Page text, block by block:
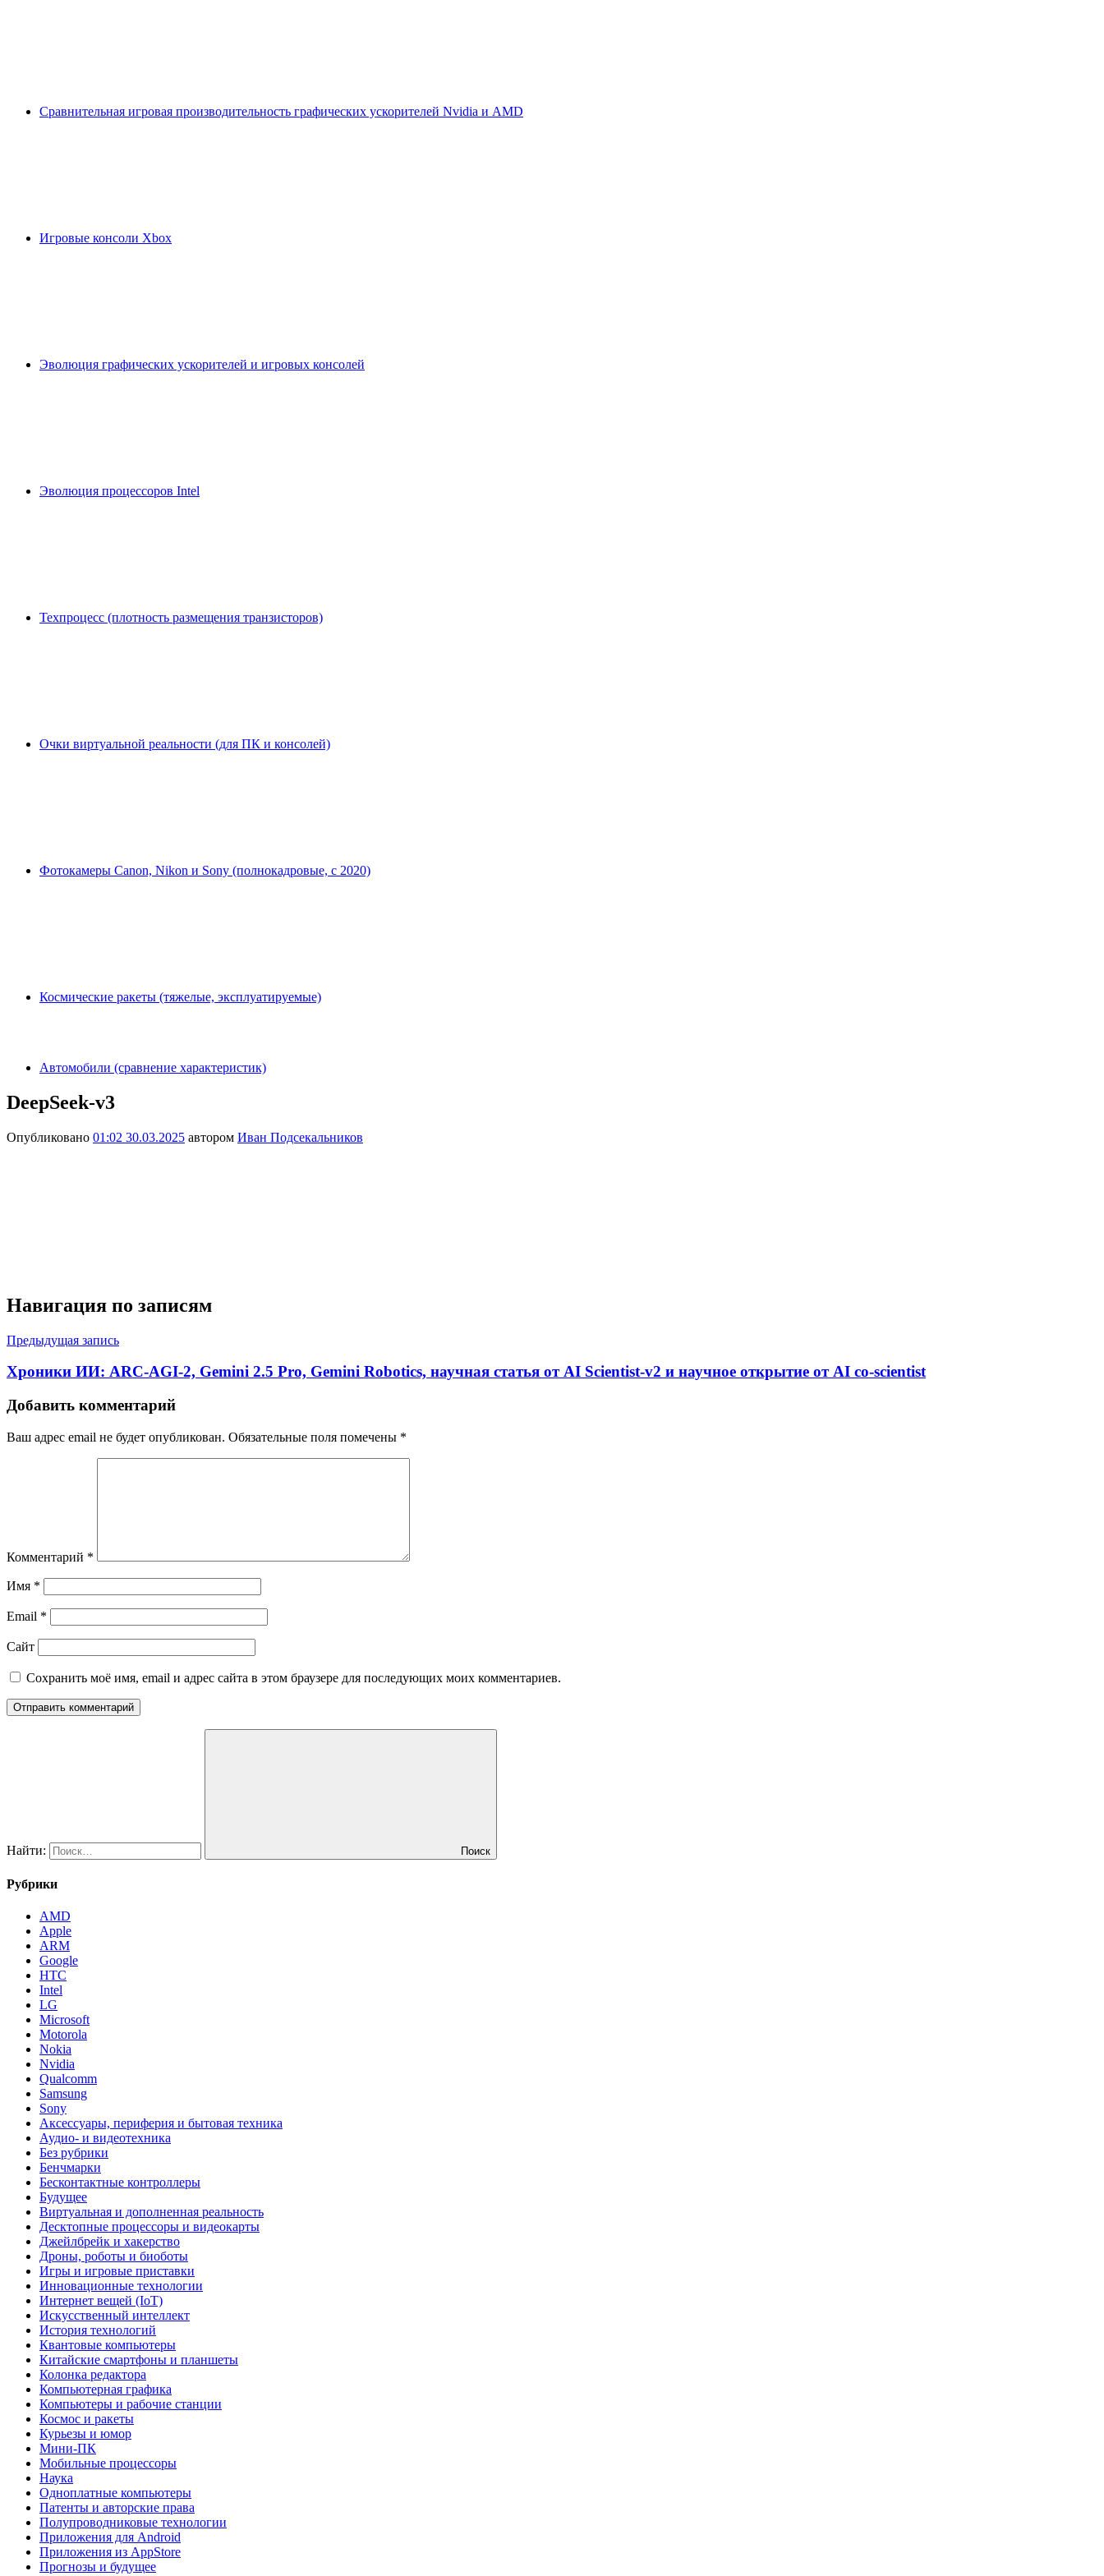
Сравнительная игровая производительность графических ускорителей Nvidia и AMD
Игровые консоли Xbox
Эволюция графических ускорителей и игровых консолей
Эволюция процессоров Intel
Техпроцесс (плотность размещения транзисторов)
Очки виртуальной реальности (для ПК и консолей)
Фотокамеры Canon, Nikon и Sony (полнокадровые, с 2020)
Космические ракеты (тяжелые, эксплуатируемые)
Автомобили (сравнение характеристик)
DeepSeek-v3
Опубликовано 01:02 30.03.2025 автором Иван Подсекальников
Навигация по записям
Предыдущая запись
Хроники ИИ: ARC-AGI-2, Gemini 2.5 Pro, Gemini Robotics, научная статья от AI Scientist-v2 и научное открытие от AI co-scientist
Добавить комментарий
Ваш адрес email не будет опубликован. Обязательные поля помечены *
Комментарий *
Имя *
Email *
Сайт
Сохранить моё имя, email и адрес сайта в этом браузере для последующих моих комментариев.
Найти: Поиск
Рубрики
AMD
Apple
ARM
Google
HTC
Intel
LG
Microsoft
Motorola
Nokia
Nvidia
Qualcomm
Samsung
Sony
Аксессуары, периферия и бытовая техника
Аудио- и видеотехника
Без рубрики
Бенчмарки
Бесконтактные контроллеры
Будущее
Виртуальная и дополненная реальность
Десктопные процессоры и видеокарты
Джейлбрейк и хакерство
Дроны, роботы и биоботы
Игры и игровые приставки
Инновационные технологии
Интернет вещей (IoT)
Искусственный интеллект
История технологий
Квантовые компьютеры
Китайские смартфоны и планшеты
Колонка редактора
Компьютерная графика
Компьютеры и рабочие станции
Космос и ракеты
Курьезы и юмор
Мини-ПК
Мобильные процессоры
Наука
Одноплатные компьютеры
Патенты и авторские права
Полупроводниковые технологии
Приложения для Android
Приложения из AppStore
Прогнозы и будущее